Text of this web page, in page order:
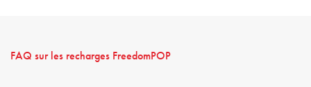
FAQ sur les recharges FreedomPOP